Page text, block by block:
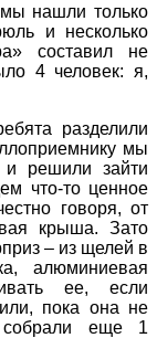
нашли только
и несколько
составил не
4 человек: я,
разделили
мы
и решили зайти
что-то ценное
говоря, от
крыша. Зато
– из щелей в
алюминиевая
ее, если
пока она не
еще 1